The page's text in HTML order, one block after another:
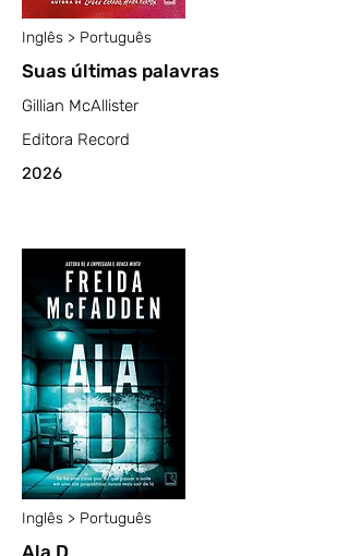
Inglês > Português
Suas últimas palavras
Gillian McAllister
Editora Record
2026
Inglês > Português
Ala D